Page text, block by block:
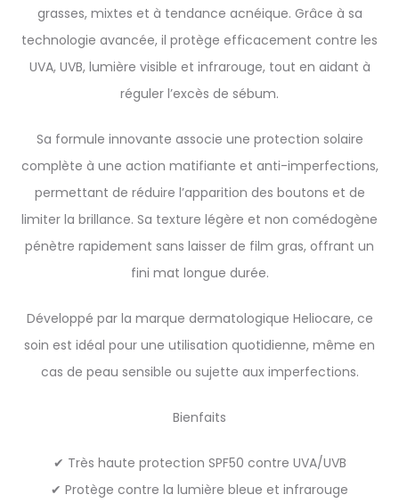
grasses, mixtes et à tendance acnéique. Grâce à sa
technologie avancée, il protège efficacement contre les
UVA, UVB, lumière visible et infrarouge, tout en aidant à
réguler l’excès de sébum.
Sa formule innovante associe une protection solaire
complète à une action matifiante et anti-imperfections,
permettant de réduire l’apparition des boutons et de
limiter la brillance. Sa texture légère et non comédogène
pénètre rapidement sans laisser de film gras, offrant un
fini mat longue durée.
Développé par la marque dermatologique Heliocare, ce
soin est idéal pour une utilisation quotidienne, même en
cas de peau sensible ou sujette aux imperfections.
Bienfaits
✔ Très haute protection SPF50 contre UVA/UVB
✔ Protège contre la lumière bleue et infrarouge